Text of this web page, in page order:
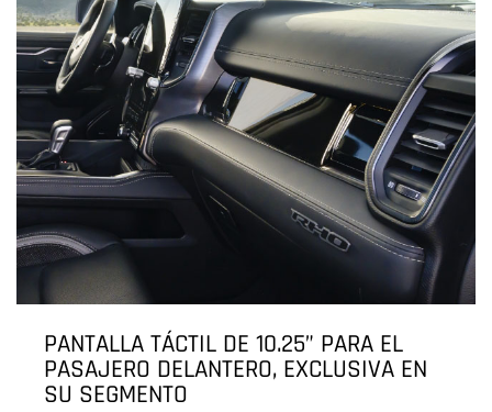
PANTALLA TÁCTIL DE 10.25” PARA EL
PASAJERO DELANTERO, EXCLUSIVA EN
SU SEGMENTO